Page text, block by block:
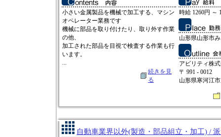
小さい金属製品を機械で加工する、マシン
オペレーター業務です
機械に部品を取り付けたり、取り外す作業
の他、
加工された部品を目視で検査する作業も行
います。
...
続きを見
る
時給 1260円 ～
山形県山形市
アビリティ株
〒 991 - 0012
山形県寒河江
自動車業界以外(製造・部品組立・加工) /